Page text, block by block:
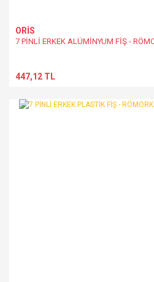
ORİS
7 PİNLİ ERKEK ALÜMİNYUM FİŞ -
447,12 TL